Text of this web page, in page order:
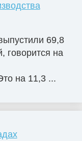
69,8
говорится на
на 11,3 ...